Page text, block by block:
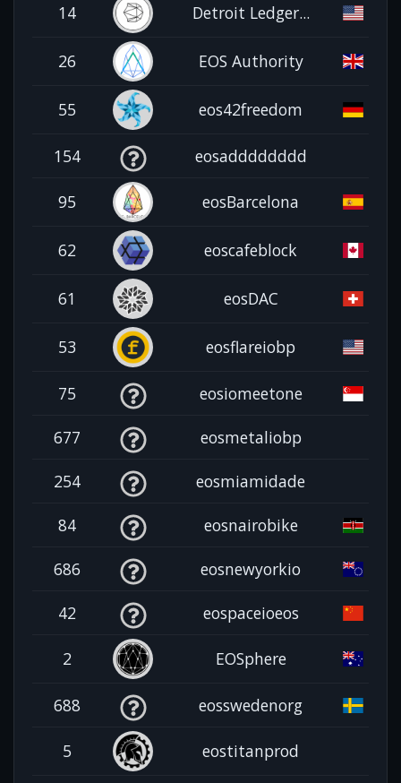
14 Detroit Ledger...
26 EOS Authority
55 eos42freedom
154 eosadddddddd
95 eosBarcelona
62 eoscafeblock
61 eosDAC
53 eosflareiobp
75 eosiomeetone
677 eosmetaliobp
254 eosmiamidade
84 eosnairobike
686 eosnewyorkio
42 eospaceioeos
2 EOSphere
688 eosswedenorg
5 eostitanprod